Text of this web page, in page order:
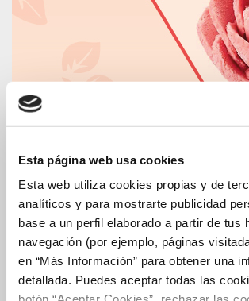
Esta página web usa cookies
Esta web utiliza cookies propias y de
analíticos y para mostrarte publicidad
base a un perfil elaborado a partir de tus
navegación (por ejemplo, páginas
en “Más Información” para obtener una
detallada. Puedes aceptar todas las